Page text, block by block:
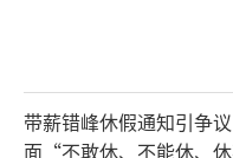
带薪错峰休假通知引争
面“不敢休、不能休、